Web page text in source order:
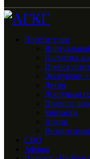
Посетителям
Политика
Прейскурант
Экскурсии
Детям
Доступная
Правила
Контакты
Архив
СВО
Афиша